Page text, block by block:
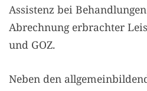
Assistenz bei
Abrechnung erbrachter
und GOZ.
Neben den